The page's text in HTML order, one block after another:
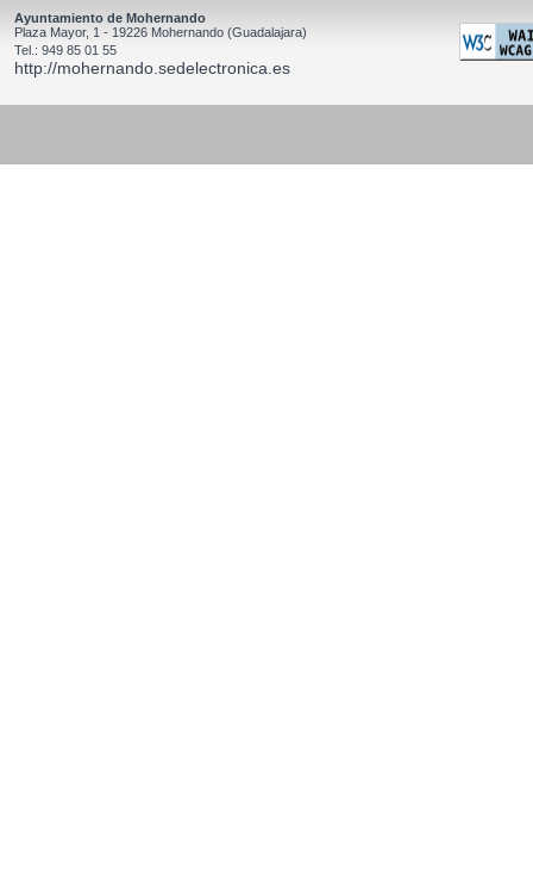
Ayuntamiento de Mohernando
Plaza Mayor, 1 - 19226 Mohernando (Guadalajara)
Tel.: 949 85 01 55
http://mohernando.sedelectronica.es